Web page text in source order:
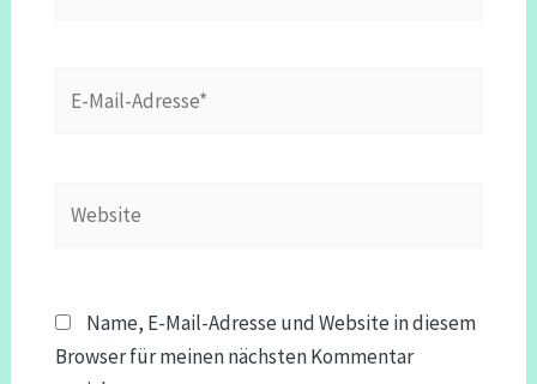
Mail-
Name, E-Mail-Adresse und Website in diesem
Browser für meinen nächsten Kommentar